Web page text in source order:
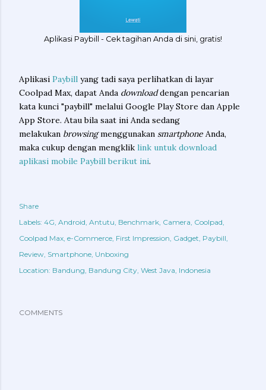
Aplikasi Paybill - Cek tagihan Anda di sini, gratis!
Aplikasi Paybill yang tadi saya perlihatkan di layar
Coolpad Max, dapat Anda downloaddengan pencarian
kata kunci "paybill" melalui Google Play Store dan Apple
App Store. Atau bila saat ini Anda sedang
melakukan browsingmenggunakan smartphone Anda,
maka cukup dengan mengklik link untuk download
aplikasi mobile Paybill berikut ini.
Share
Labels: 4G Android Antutu Benchmark Camera Coolpad
Coolpad Max e-Commerce First Impression Gadget Paybill
Review Smartphone Unboxing
Location: Bandung, Bandung City, West Java, Indonesia
COMMENTS